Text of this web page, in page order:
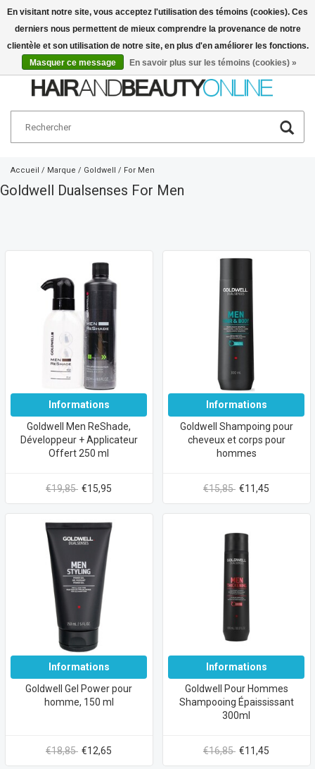
Français
Accueil / Marque / Goldwell / For Men
Goldwell Dualsenses For Men
Informations
Goldwell Men ReShade,
Développeur + Applicateur
Offert 250 ml
€19,85 €15,95
Informations
Goldwell Shampoing pour
cheveux et corps pour
hommes
€15,85 €11,45
Informations
Goldwell Gel Power pour
homme, 150 ml
€18,85 €12,65
Informations
Goldwell Pour Hommes
Shampooing Épaississant
300ml
€16,85 €11,45
En visitant notre site, vous acceptez l'utilisation des témoins (cookies). Ces
derniers nous permettent de mieux comprendre la provenance de notre
clientèle et son utilisation de notre site, en plus d'en améliorer les fonctions.
Masquer ce message
En savoir plus sur les témoins (cookies) »